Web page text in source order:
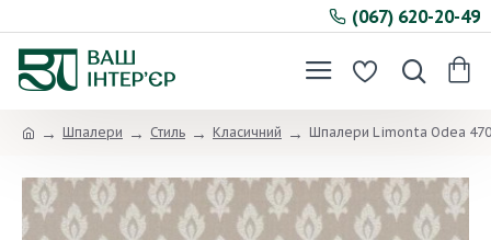
(067) 620-20-49
Шпалери Стиль Класичний Шпалери Limonta Odea